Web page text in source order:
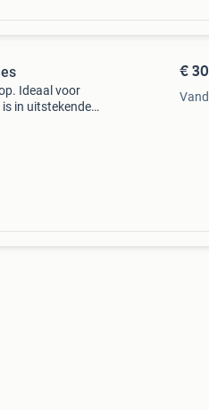
Ideaal voor
is in uitstekende
€